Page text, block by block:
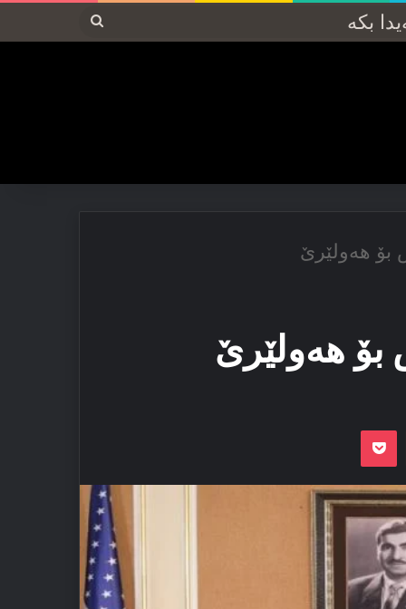
پەیدا
بۆ هەولێرێ
بۆ هەولێرێ
Odnoklassniki
Pocket